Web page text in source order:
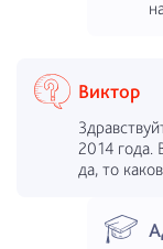
Виктор
2014 года.
да, то